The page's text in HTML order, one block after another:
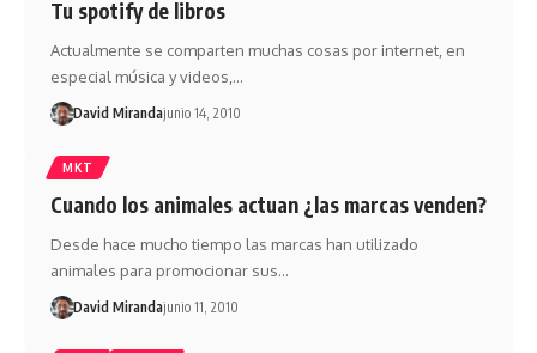
Tu spotify de libros
Actualmente se comparten muchas cosas por internet, en
especial música y videos,…
David Mirandajunio 14, 2010
MKT
Cuando los animales actuan ¿las marcas venden?
Desde hace mucho tiempo las marcas han utilizado
animales para promocionar sus…
David Mirandajunio 11, 2010